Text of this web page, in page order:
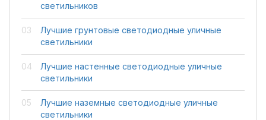
светильников
Лучшие грунтовые светодиодные уличные
светильники
Лучшие настенные светодиодные уличные
светильники
Лучшие наземные светодиодные уличные
светильники